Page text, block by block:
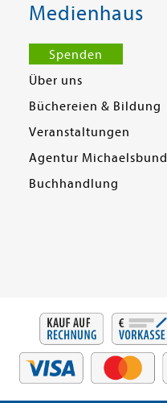
Medienhaus
Spenden
Über uns
Büchereien & Bildung
Veranstaltungen
Agentur Michaelsbund
Buchhandlung